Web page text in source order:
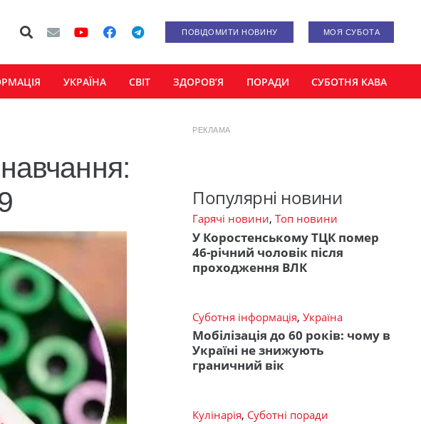
ПОВІДОМИТИ НОВИНУ МОЯ СУБОТА
УКРАЇНА СВІТ ЗДОРОВ’Я ПОРАДИ СУБОТНЯ КАВА
РЕКЛАМА
Популярні новини
Гарячі новини, Топ новини
У Коростенському ТЦК помер
46-річний чоловік після
проходження ВЛК
Суботня інформація, Україна
Мобілізація до 60 років: чому в
Україні не знижують
граничний вік
Кулінарія, Суботні поради